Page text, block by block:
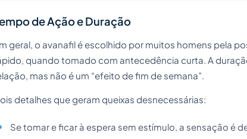
de Ação e Duração
geral, o avanafil é escolhido por muitos homens pela
quando tomado com antecedência curta. A
mas não é um “efeito de fim de semana”.
detalhes que geram queixas desnecessárias:
Se tomar e ficar à espera sem estímulo, a sensação é